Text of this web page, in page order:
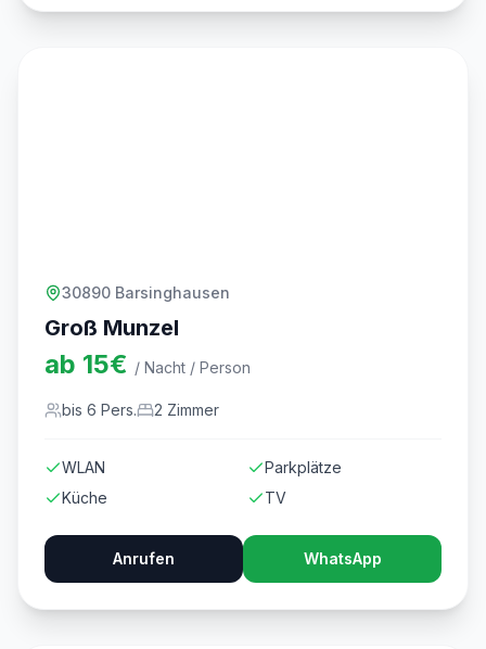
30890 Barsinghausen
Groß Munzel
ab 15€ / Nacht / Person
bis 6 Pers. 2 Zimmer
WLAN
Parkplätze
Küche
TV
Anrufen WhatsApp